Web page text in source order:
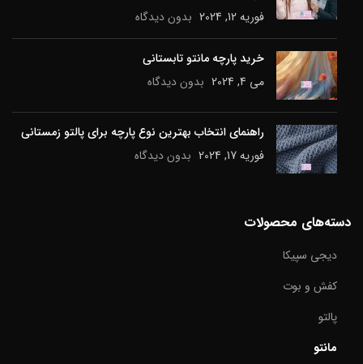
فوریه 12, 2024
بدون دیدگاه
خرید پارچه مانتو تابستانی
می 4, 2024
بدون دیدگاه
راهنمای انتخاب بهترین نوع پارچه برای پالتو زمستانی
فوریه 17, 2024
بدون دیدگاه
دسته‌های محصولات
دیجی سپیکا
کفش و بوت
پالتو
مانتو